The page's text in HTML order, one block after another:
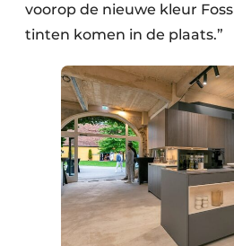
voorop de nieuwe kleur
tinten komen in de plaats.”